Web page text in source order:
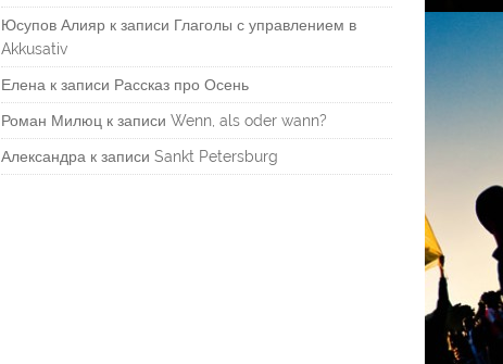
Юсупов Алияр к записи Глаголы с управлением в
Akkusativ
Елена к записи Рассказ про Осень
Роман Милюц к записи Wenn, als oder wann?
Александра к записи Sankt Petersburg